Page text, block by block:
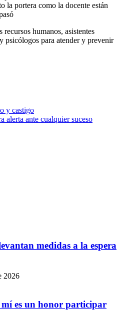
la portera como la docente están
humanos, asistentes
psicólogos para atender y prevenir
y castigo
alerta ante cualquier suceso
medidas a la espera
2026
es un honor participar